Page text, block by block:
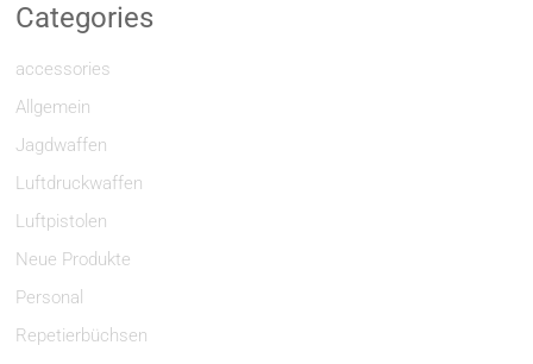
Categories
accessories
Allgemein
Jagdwaffen
Luftdruckwaffen
Luftpistolen
Neue Produkte
Personal
Repetierbüchsen